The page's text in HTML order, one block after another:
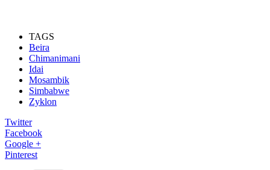
TAGS
Beira
Chimanimani
Idai
Mosambik
Simbabwe
Zyklon
Twitter
Facebook
Google +
Pinterest